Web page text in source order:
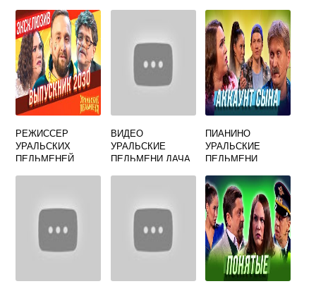
РЕЖИССЕР
УРАЛЬСКИХ
ПЕЛЬМЕНЕЙ
ВИДЕО
УРАЛЬСКИЕ
ПЕЛЬМЕНИ ДАЧА
ПИАНИНО
УРАЛЬСКИЕ
ПЕЛЬМЕНИ